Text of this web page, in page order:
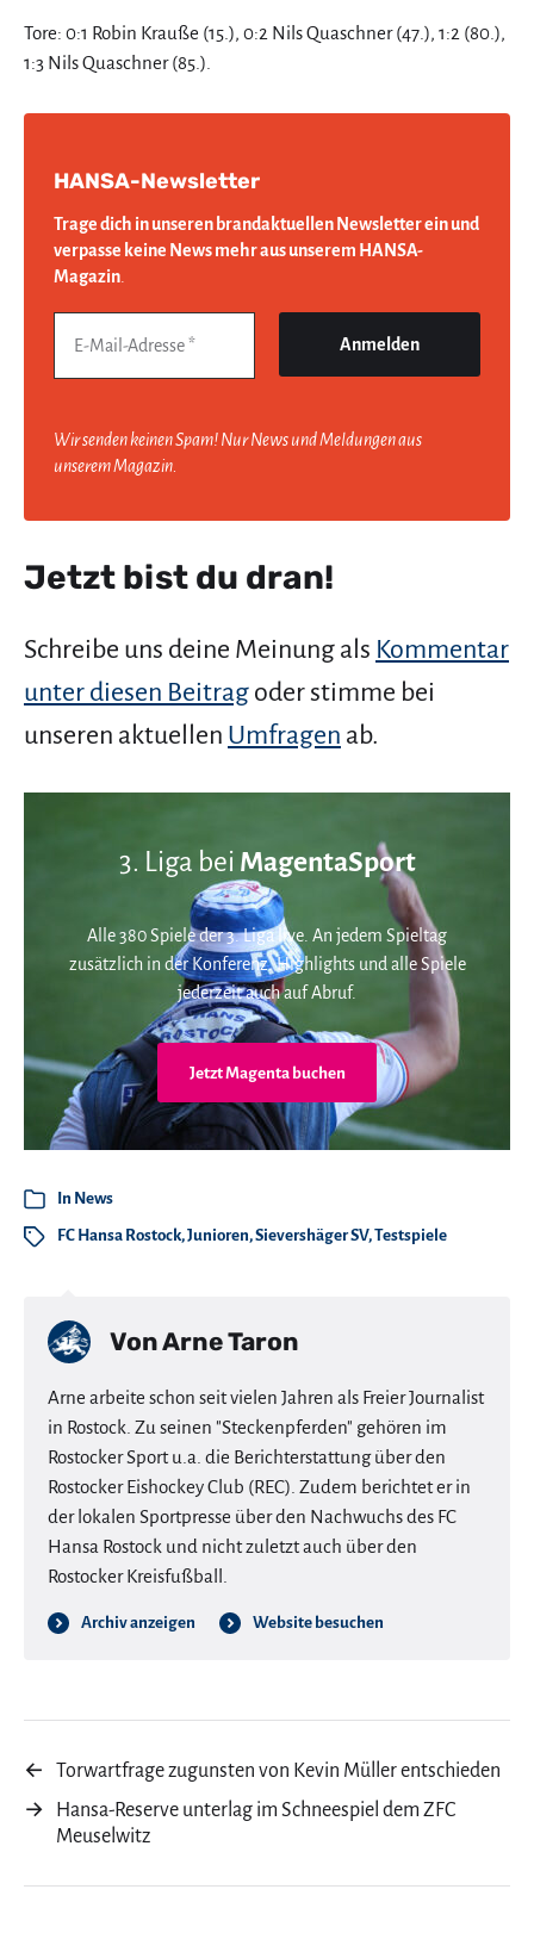
Tore: 0:1 Robin Krauße (15.), 0:2 Nils Quaschner (47.), 1:2 (80.),
1:3 Nils Quaschner (85.).
HANSA-Newsletter
Trage dich in unseren brandaktuellen Newsletter ein und
verpasse keine News mehr aus unserem HANSA-
Magazin.
Wir senden keinen Spam! Nur News und Meldungen aus
unserem Magazin.
Jetzt bist du dran!
Schreibe uns deine Meinung als Kommentar
unter diesen Beitrag oder stimme bei
unseren aktuellen Umfragen ab.
3. Liga bei MagentaSport
Alle 380 Spiele der 3. Liga live. An jedem Spieltag
zusätzlich in der Konferenz. Highlights und alle Spiele
jederzeit auch auf Abruf.
Jetzt Magenta buchen
In News
FC Hansa Rostock,Junioren,Sievershäger SV,Testspiele
VonArne Taron
Arne arbeite schon seit vielen Jahren als Freier Journalist
in Rostock. Zu seinen "Steckenpferden" gehören im
Rostocker Sport u.a. die Berichterstattung über den
Rostocker Eishockey Club (REC). Zudem berichtet er in
der lokalen Sportpresse über den Nachwuchs des FC
Hansa Rostock und nicht zuletzt auch über den
Rostocker Kreisfußball.
Archiv anzeigen Website besuchen
←
Torwartfrage zugunsten von Kevin Müller entschieden
→
Hansa-Reserve unterlag im Schneespiel dem ZFC
Meuselwitz